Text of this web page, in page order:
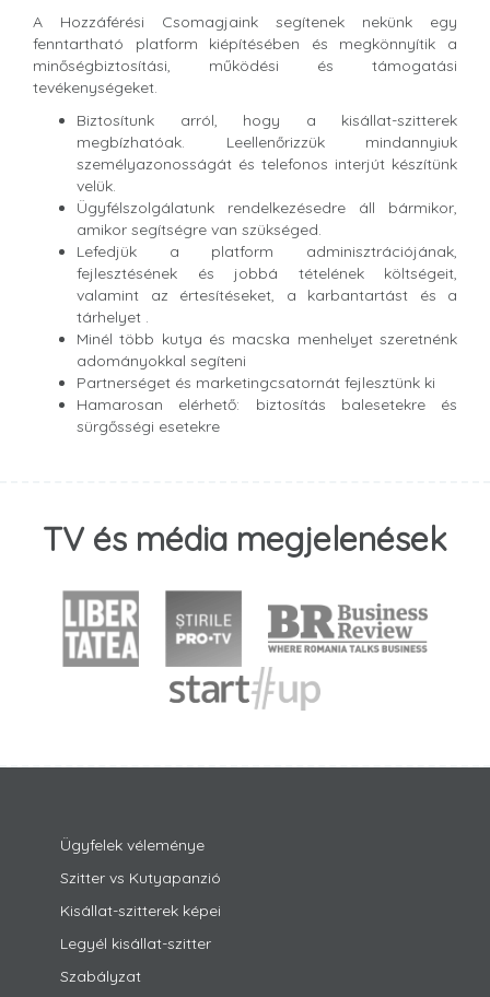
A Hozzáférési Csomagjaink segítenek nekünk egy
fenntartható platform kiépítésében és megkönnyítik a
minőségbiztosítási, működési és támogatási
tevékenységeket.
Biztosítunk arról, hogy a kisállat-szitterek
megbízhatóak. Leellenőrizzük mindannyiuk
személyazonosságát és telefonos interjút készítünk
velük.
Ügyfélszolgálatunk rendelkezésedre áll bármikor,
amikor segítségre van szükséged.
Lefedjük a platform adminisztrációjának,
fejlesztésének és jobbá tételének költségeit,
valamint az értesítéseket, a karbantartást és a
tárhelyet .
Minél több kutya és macska menhelyet szeretnénk
adományokkal segíteni
Partnerséget és marketingcsatornát fejlesztünk ki
Hamarosan elérhető: biztosítás balesetekre és
sürgősségi esetekre
TV és média megjelenések
Ügyfelek véleménye
Szitter vs Kutyapanzió
Kisállat-szitterek képei
Legyél kisállat-szitter
Szabályzat